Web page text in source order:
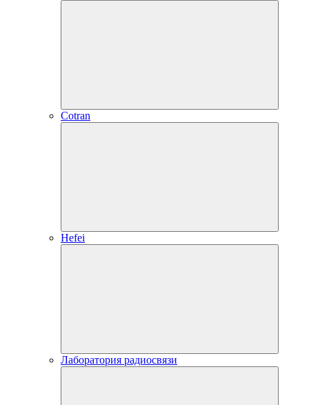
Cotran
Hefei
Лаборатория радиосвязи